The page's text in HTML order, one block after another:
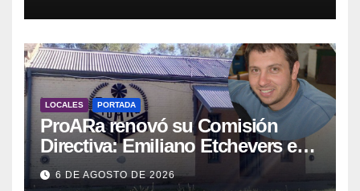
LOCALES PORTADA
ProARa renovó su Comisión
Directiva: Emiliano Etchevers es
el nuevo Presidente de la entidad
6 DE AGOSTO DE 2026